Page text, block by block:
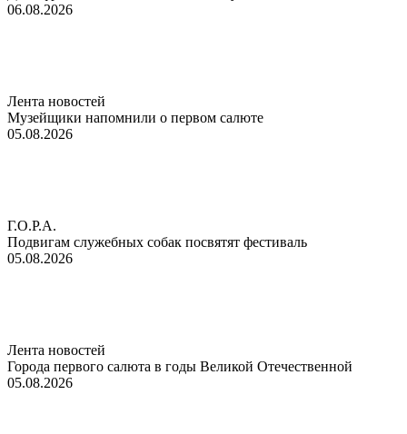
06.08.2026
Лента новостей
Музейщики напомнили о первом салюте
05.08.2026
Г.О.Р.А.
Подвигам служебных собак посвятят фестиваль
05.08.2026
Лента новостей
Города первого салюта в годы Великой Отечественной
05.08.2026